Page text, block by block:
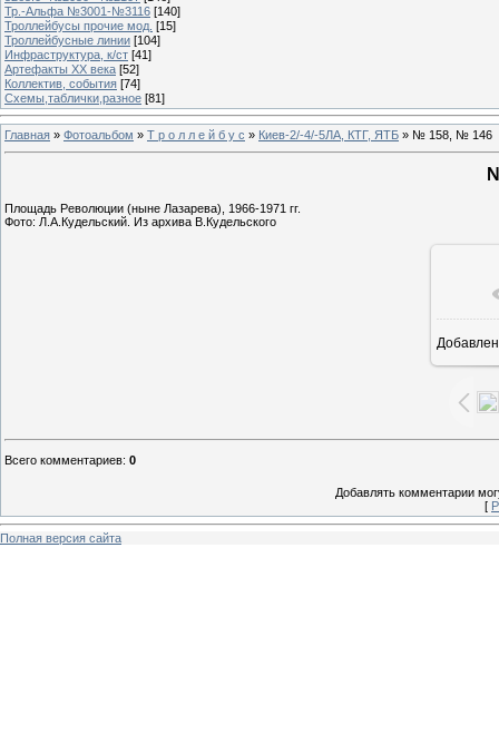
Тр.-Альфа №3001-№3116 [140]
Троллейбусы прочие мод. [15]
Троллейбусные линии [104]
Инфраструктура, к/ст [41]
Артефакты ХХ века [52]
Коллектив, события [74]
Схемы,таблички,разное [81]
Главная » Фотоальбом » Т р о л л е й б у с » Киев-2/-4/-5ЛА, КТГ, ЯТБ » № 158, № 146
Площадь Революции (ныне Лазарева), 1966-1971 гг.
Фото: Л.А.Кудельский. Из архива В.Кудельского
Всего комментариев: 0
Добавлять комментарии
[
Полная версия сайта